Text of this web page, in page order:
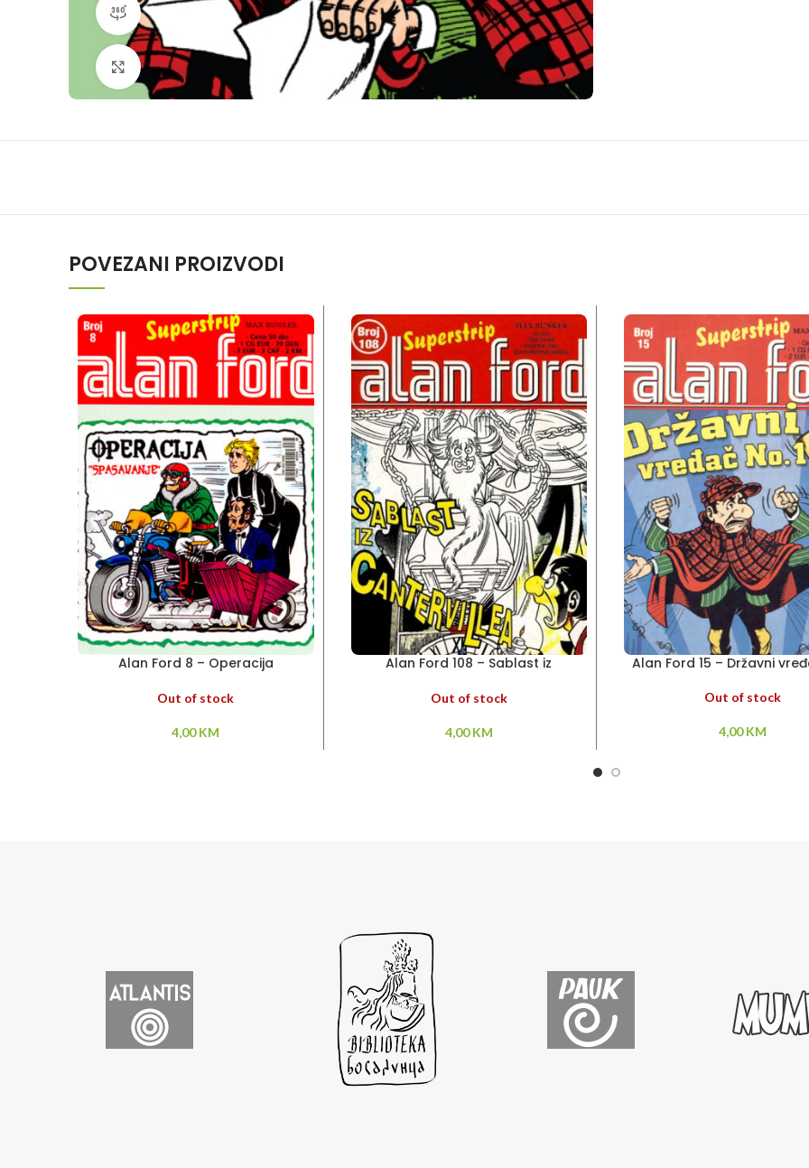
360 product view
Klikni da povečaš
POVEZANI PROIZVODI
Alan Ford 8 – Operacija
Out of stock
4,00KM
Alan Ford 108 – Sablast iz
Out of stock
4,00KM
Alan Ford 15 – Državni
Out of stock
4,00KM